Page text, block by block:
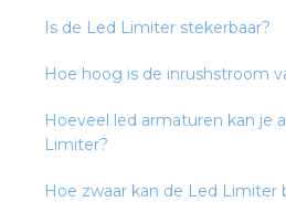
Is de Led Limiter stekerbaar?
Hoe hoog is de inrushstroom
Hoeveel led armaturen kan je
Limiter?
Hoe zwaar kan de Led Limiter